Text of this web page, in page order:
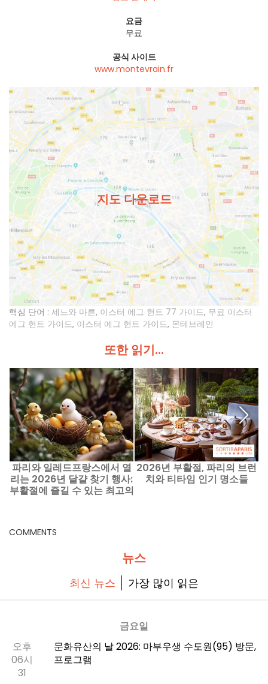
요금
무료
공식 사이트
www.montevrain.fr
지도 다운로드
핵심 단어 : 세느와 마른, 이스터 에그 헌트 77 가이드, 무료 이스터
에그 헌트 가이드, 이스터 에그 헌트 가이드, 몬테브레인
또한 읽기...
파리와 일레드프랑스에서 열
리는 2026년 달걀 찾기 행사:
부활절에 즐길 수 있는 최고의
2026년 부활절, 파리의 브런
치와 티타임 인기 명소들
COMMENTS
뉴스
최신 뉴스 가장 많이 읽은
금요일
오후
06시
31
문화유산의 날 2026: 마부우생 수도원(95) 방문,
프로그램